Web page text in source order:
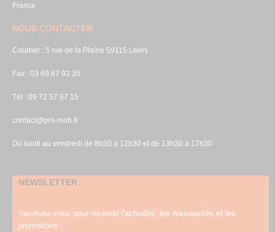
France
NOUS CONTACTER
Courrier : 5 rue de la Plaine 59115 Leers
Fax : 03 69 67 93 35
Tél : 09 72 57 87 15
contact@pro-mob.fr
Du lundi au vendredi de 8h30 à 12h30 et de 13h30 à 17h30
NEWSLETTER
Inscrivez-vous pour recevoir l'actualité, les nouveautés et les
promotions :